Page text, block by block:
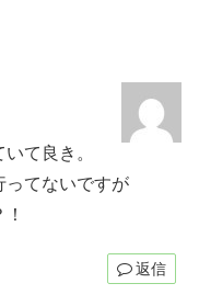
て良き。
ってないですが
返信